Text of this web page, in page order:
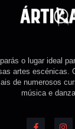
o lugar ideal
artes escénicas.
de numerosos
música e